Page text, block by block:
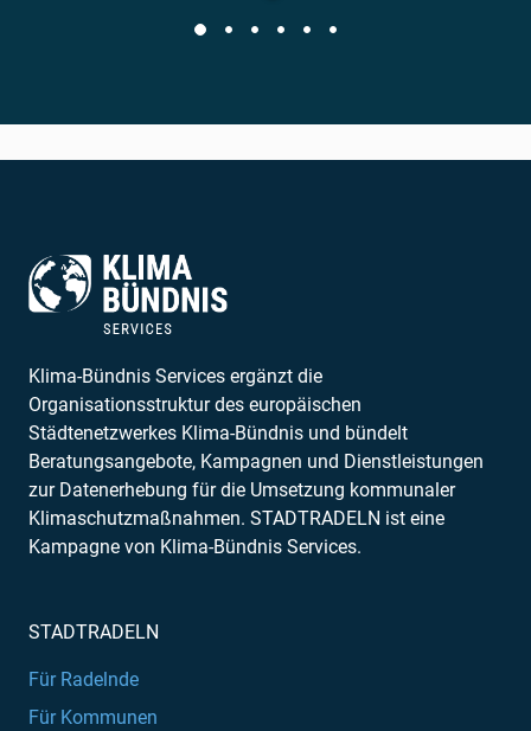
Klima-Bündnis Services ergänzt die
Organisationsstruktur des europäischen
Städtenetzwerkes Klima-Bündnis und bündelt
Beratungsangebote, Kampagnen und Dienstleistungen
zur Datenerhebung für die Umsetzung kommunaler
Klimaschutzmaßnahmen. STADTRADELN ist eine
Kampagne von Klima-Bündnis Services.
STADTRADELN
Für Radelnde
Für Kommunen